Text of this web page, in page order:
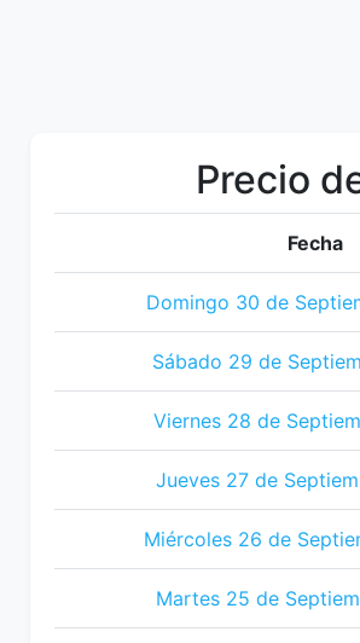
Precio
Fecha
Domingo 30 de
Sábado 29 de
Viernes 28 de
Jueves 27 de
Miércoles 26 de
Martes 25 de